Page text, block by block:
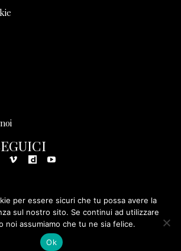
in Rete Srl - Tutti i diritti riservati - P.
IVA 08570971005
per essere sicuri che tu possa avere la
sul nostro sito. Se continui ad utilizzare
noi assumiamo che tu ne sia felice.
Ok